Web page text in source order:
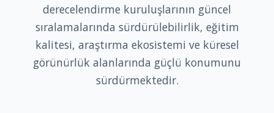
derecelendirme kuruluşlarının güncel
sıralamalarında sürdürülebilirlik, eğitim
kalitesi, araştırma ekosistemi ve küresel
görünürlük alanlarında güçlü konumunu
sürdürmektedir.